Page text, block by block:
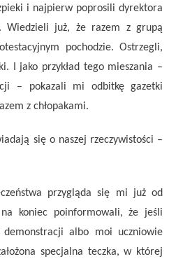
i najpierw poprosili dyrektora
Wiedzieli już, że razem z grupą
pochodzie. Ostrzegli,
I jako przykład tego mieszania –
– pokazali mi odbitkę gazetki
z chłopakami.
się o naszej rzeczywistości –
przygląda się mi już od
koniec poinformowali, że jeśli
albo moi uczniowie
specjalna teczka, w której